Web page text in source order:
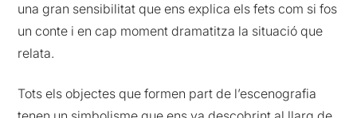
una gran sensibilitat que ens explica els fets com si fos
un conte i en cap moment dramatitza la situació que
relata.
Tots els objectes que formen part de l’escenografia